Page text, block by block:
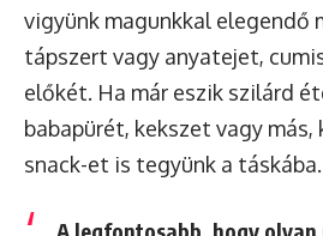
vigyünk magunkkal elegendő
tápszert vagy anyatejet,
előkét. Ha már eszik szilárd
babapürét, kekszet vagy más,
snack-et is tegyünk a táskába.